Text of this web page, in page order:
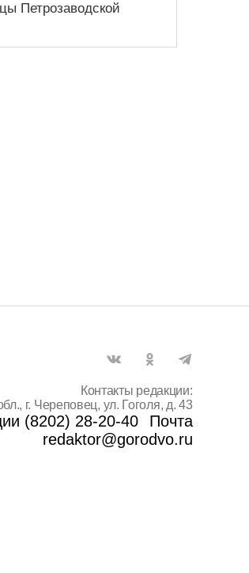
Петрозаводской
Контакты редакции:
г. Череповец, ул. Гоголя, д. 43
(8202) 28-20-40
Почта
redaktor@gorodvo.ru